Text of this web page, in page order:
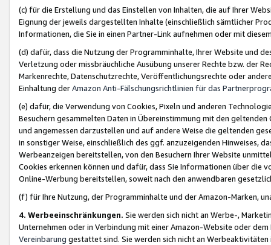
(c) für die Erstellung und das Einstellen von Inhalten, die auf Ihrer
Eignung der jeweils dargestellten Inhalte (einschließlich sämtlicher
Informationen, die Sie in einen Partner-Link aufnehmen oder mit
(d) dafür, dass die Nutzung der Programminhalte, Ihrer Website und
Verletzung oder missbräuchliche Ausübung unserer Rechte bzw. der
Markenrechte, Datenschutzrechte, Veröffentlichungsrechte oder
Einhaltung derAmazon Anti-Fälschungsrichtlinien für das
(e) dafür, die Verwendung von Cookies, Pixeln und anderen
Besuchern gesammelten Daten in Übereinstimmung mit den
und angemessen darzustellen und auf andere Weise die geltenden
in sonstiger Weise, einschließlich des ggf. anzuzeigenden Hinweises,
Werbeanzeigen bereitstellen, von den Besuchern Ihrer Website
Cookies erkennen können und dafür, dass Sie Informationen über die
Online-Werbung bereitstellen, soweit nach den anwendbaren
(f) für Ihre Nutzung, der Programminhalte und der Amazon-Marken,
4. Werbeeinschränkungen. Sie werden sich nicht an Werbe-,
Unternehmen oder in Verbindung mit einer Amazon-Website oder
Vereinbarung gestattet sind. Sie werden sich nicht an